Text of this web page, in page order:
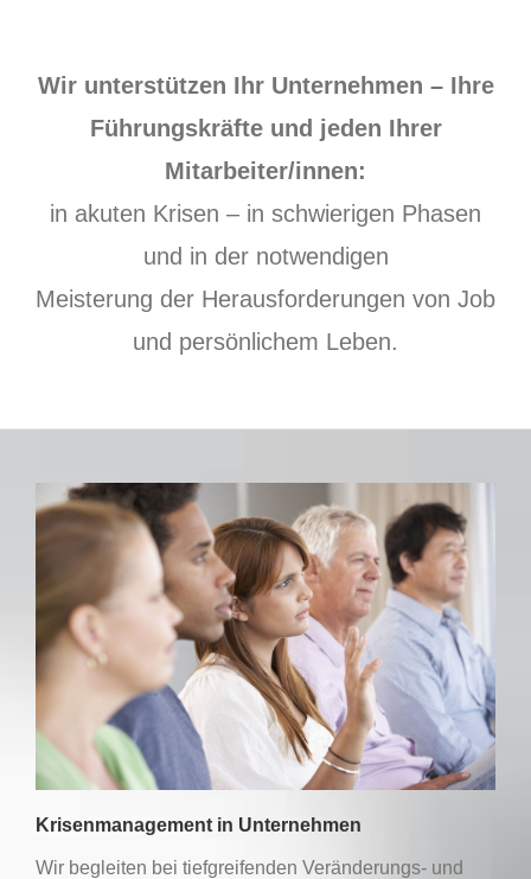
Wir unterstützen Ihr Unternehmen – Ihre
Führungskräfte und jeden Ihrer
Mitarbeiter/innen:
in akuten Krisen – in schwierigen Phasen
und in der notwendigen
Meisterung der Herausforderungen von Job
und persönlichem Leben.
Krisenmanagement in Unternehmen
Wir begleiten bei tiefgreifenden Veränderungs- und